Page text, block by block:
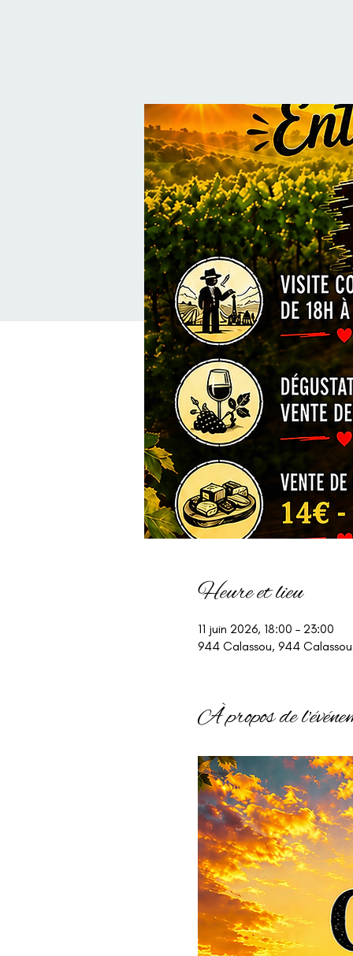
Heure et lieu
11 juin 2026, 18:00 – 23:00
944 Calassou, 944
À propos de